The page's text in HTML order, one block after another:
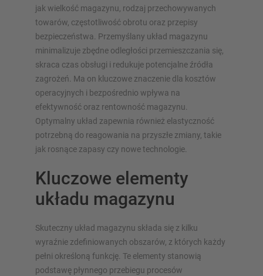
jak wielkość magazynu, rodzaj przechowywanych
towarów, częstotliwość obrotu oraz przepisy
bezpieczeństwa. Przemyślany układ magazynu
minimalizuje zbędne odległości przemieszczania się,
skraca czas obsługi i redukuje potencjalne źródła
zagrożeń. Ma on kluczowe znaczenie dla kosztów
operacyjnych i bezpośrednio wpływa na
efektywność oraz rentowność magazynu.
Optymalny układ zapewnia również elastyczność
potrzebną do reagowania na przyszłe zmiany, takie
jak rosnące zapasy czy nowe technologie.
Kluczowe elementy
układu magazynu
Skuteczny układ magazynu składa się z kilku
wyraźnie zdefiniowanych obszarów, z których każdy
pełni określoną funkcję. Te elementy stanowią
podstawę płynnego przebiegu procesów